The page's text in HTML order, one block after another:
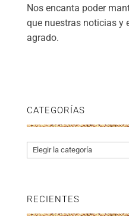
Nos encanta poder
que nuestras noticias y
agrado.
CATEGORÍAS
Categorías
RECIENTES